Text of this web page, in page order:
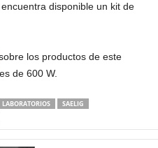
disponible un kit de
los productos de este
de 600 W.
LABORATORIOS
SAELIG